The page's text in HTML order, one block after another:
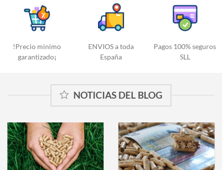
!Precio minimo
garantizado¡
ENVIOS a toda
España
Pagos 100% seguros
SLL
NOTICIAS DEL BLOG